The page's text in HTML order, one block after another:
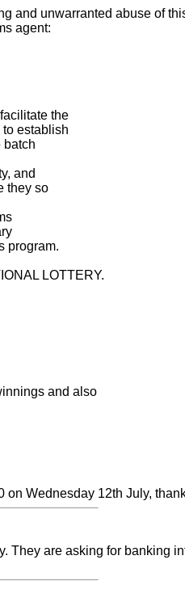
and unwarranted abuse of
agent:
the
establish
batch
and
they so
program.
LOTTERY.
and also
Wednesday 12th July,
They are asking for banking